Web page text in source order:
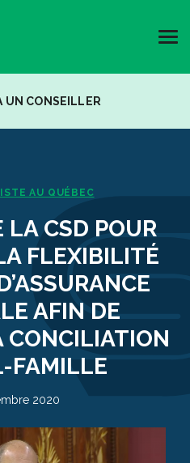
UN CONSEILLER
AU QUÉBEC
LA CSD POUR
FLEXIBILITÉ
AFIN DE
CONCILIATION
FAMILLE
2020